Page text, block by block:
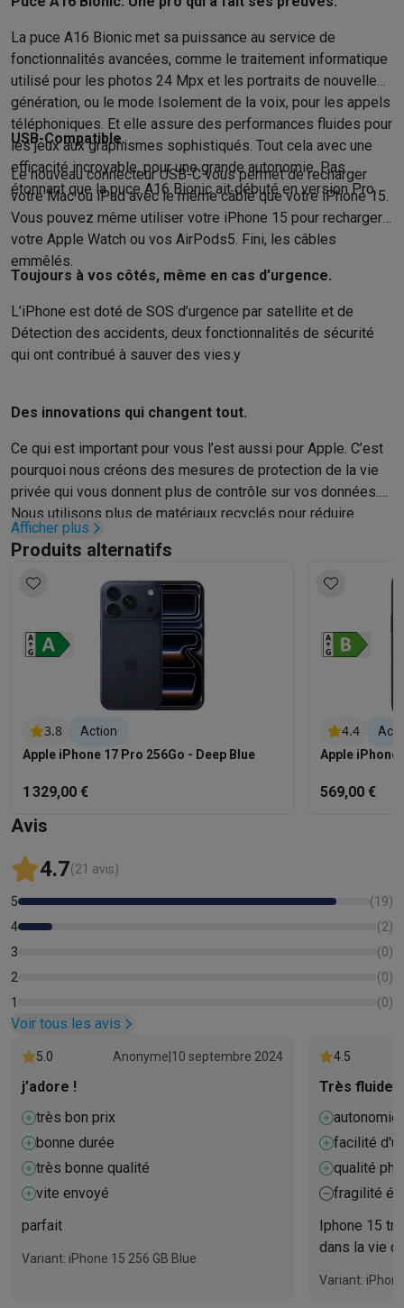
La puce A16 Bionic met sa puissance au service de
fonctionnalités avancées, comme le traitement informatique
utilisé pour les photos 24 Mpx et les portraits de nouvelle
génération, ou le mode Isolement de la voix, pour les appels
téléphoniques. Et elle assure des perfor­man­ces fluides pour
les jeux aux graphismes sophistiqués. Tout cela avec une
efficacité incroyable, pour une grande autonomie. Pas
étonnant que la puce A16 Bionic ait débuté en version Pro.
USB-Compatible.
Le nouveau connecteur USB-C vous permet de recharger
votre Mac ou iPad avec le même câble que votre iPhone 15.
Vous pouvez même utiliser votre iPhone 15 pour recharger
votre Apple Watch ou vos AirPods5. Fini, les câbles
emmêlés.
Toujours à vos côtés, même en cas d’urgence.
L’iPhone est doté de SOS d’urgence par satellite et de
Détection des accidents, deux fonctionnalités de sécurité
qui ont contribué à sauver des vies.y
Des innovations qui changent tout.
Ce qui est important pour vous l’est aussi pour Apple. C’est
pourquoi nous créons des mesures de protection de la vie
privée qui vous donnent plus de contrôle sur vos données.
Nous utilisons plus de matériaux recyclés pour réduire
l’impact environ­nemental. Et nous concevons des
fonctionnalités intégrées pour rendre l’iPhone accessible à
tout le monde.
Afficher plus
Produits alternatifs
3.8
Action
Apple iPhone 17 Pro 256Go - Deep Blue
1 329,00 €
4.4
Apple iPhone
569,00 €
Avis
4.7(21 avis)
5 (19)
4
(2)
3
(0)
2
(0)
1
(0)
Voir tous les avis
5.0 Anonyme 10 septembre 2024
j’adore !
très bon prix
bonne durée
très bonne qualité
vite envoyé
parfait
Variant: iPhone 15 256 GB Blue
4.5
Très fluide
autonomie
facilité
qualité
fragilité
Iphone 15
dans la vie
Variant: